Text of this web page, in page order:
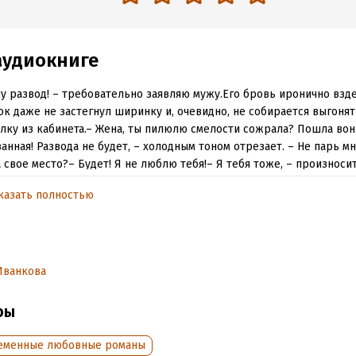
развод! – требовательно заявляю мужу.Его бровь иронично
даже не застегнул ширинку и, очевидно, не собирается
из кабинета.– Жена, ты пилюлю смелости сожрала? Пошла
Развода не будет, – холодным тоном отрезает. – Не парь
свое место?– Будет! Я не люблю тебя!– Я тебя тоже, –
и подходит ко мне впритык. Жестко выдыхает в губы:– Но ты –
развестись с тем, кто в грош меня не ставит и никогда не
s/803733/
Creative Commons 0»
полностью
любовные романы